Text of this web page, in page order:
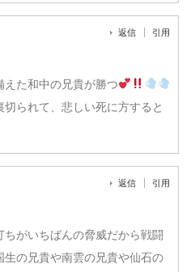
返信 引用
た和中の兄貴が勝つ
られて、悲しい死に方すると
返信 引用
がいちばんの脅威だから戦闘
の兄貴や南雲の兄貴や仙石の